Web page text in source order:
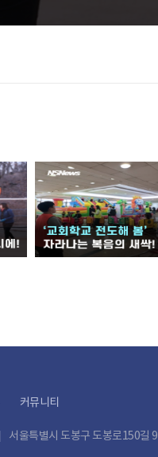
커뮤니티
서울특별시 도봉구 도봉로150길 9